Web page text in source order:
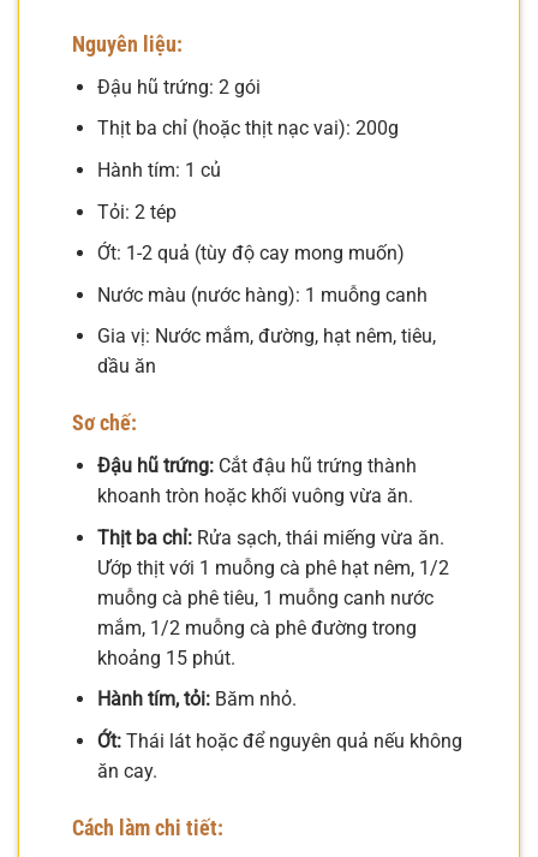
Nguyên liệu:
Đậu hũ trứng: 2 gói
Thịt ba chỉ (hoặc thịt nạc vai): 200g
Hành tím: 1 củ
Tỏi: 2 tép
Ớt: 1-2 quả (tùy độ cay mong muốn)
Nước màu (nước hàng): 1 muỗng canh
Gia vị: Nước mắm, đường, hạt nêm, tiêu,
dầu ăn
Sơ chế:
Đậu hũ trứng:Cắt đậu hũ trứng thành
khoanh tròn hoặc khối vuông vừa ăn.
Thịt ba chỉ:Rửa sạch, thái miếng vừa ăn.
Ướp thịt với 1 muỗng cà phê hạt nêm, 1/2
muỗng cà phê tiêu, 1 muỗng canh nước
mắm, 1/2 muỗng cà phê đường trong
khoảng 15 phút.
Hành tím, tỏi:Băm nhỏ.
Ớt:Thái lát hoặc để nguyên quả nếu không
ăn cay.
Cách làm chi tiết: